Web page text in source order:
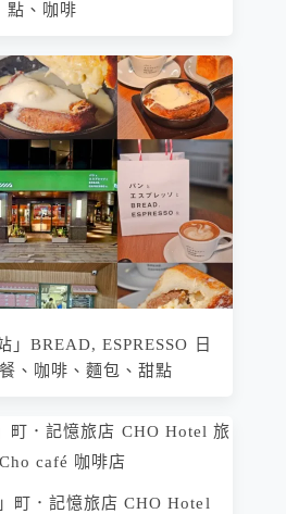
點、咖啡
」BREAD, ESPRESSO 日
、咖啡、麵包、甜點
町．記憶旅店 CHO Hotel